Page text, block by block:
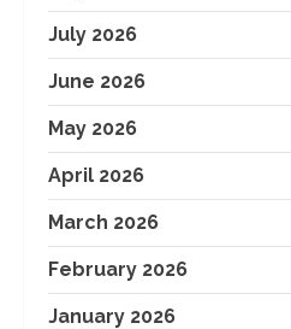
July 2026
June 2026
May 2026
April 2026
March 2026
February 2026
January 2026